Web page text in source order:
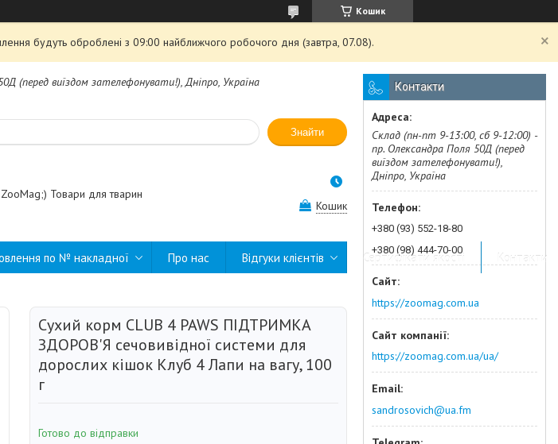
Кошик
будуть оброблені з 09:00 найближчого робочого дня (завтра, 07.08).
(перед виїздом зателефонувати!), Дніпро, Україна
Знайти
ZooMag;) Товари для тварин
Кошик
по № накладної Про нас Відгуки клієнтів Сертифікати якості Контакти
Сухий корм CLUB 4 PAWS ПІДТРИМКА
ЗДОРОВ'Я сечовивідної системи для
дорослих кішок Клуб 4 Лапи на вагу, 100
г
Готово до відправки
Контакти
Склад (пн-пт 9-13:00, сб 9-12:00) -
пр. Олександра Поля 50Д (перед
виїздом зателефонувати!),
Дніпро, Україна
+380 (93) 552-18-80
+380 (98) 444-70-00
https://zoomag.com.ua
https://zoomag.com.ua/ua/
sandrosovich@ua.fm